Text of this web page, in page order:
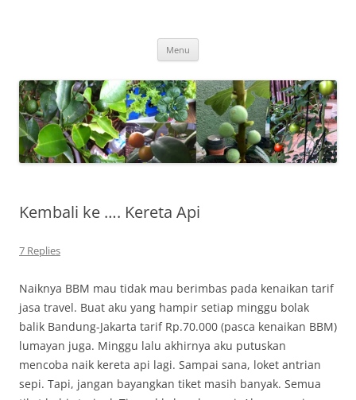
Menu
Kembali ke …. Kereta Api
7 Replies
Naiknya BBM mau tidak mau berimbas pada kenaikan tarif
jasa travel. Buat aku yang hampir setiap minggu bolak
balik Bandung-Jakarta tarif Rp.70.000 (pasca kenaikan BBM)
lumayan juga. Minggu lalu akhirnya aku putuskan
mencoba naik kereta api lagi. Sampai sana, loket antrian
sepi. Tapi, jangan bayangkan tiket masih banyak. Semua